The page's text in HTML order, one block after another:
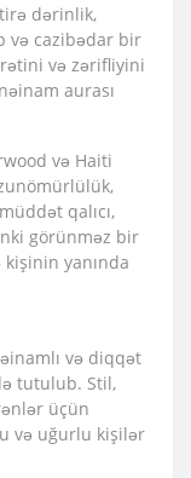
dərinlik,
və cazibədar bir
və zərifliyini
aurası
və Haiti
qalıcı,
görünməz bir
yanında
və diqqət
tutulub. Stil,
üçün
və uğurlu kişilər